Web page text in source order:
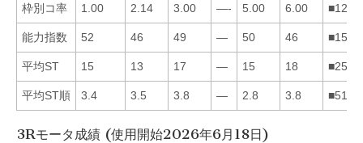
枠別コ率 1.00 2.14 3.00 —- 5.00 6.00
能力指数 52 46 49 — 50 46
平均ST 15 13 17 — 15 18
平均ST順 3.4 3.5 3.8 — 2.8 3.8
3Rモータ成績 (使用開始2026年6月18日)